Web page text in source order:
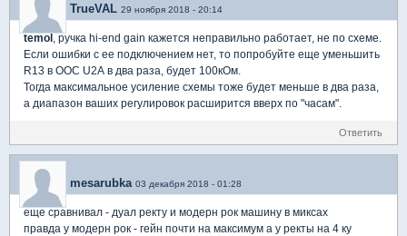
TrueVAL 29 ноября 2018 - 20:14
temol, ручка hi-end gain кажется неправильно работает, не по схеме.
Если ошибки с ее подключением нет, то попробуйте еще уменьшить
R13 в ООС U2A в два раза, будет 100кОм.
Тогда максимальное усиление схемы тоже будет меньше в два раза,
а диапазон ваших регулировок расширится вверх по "часам".
Ответить
mesarubka 03 декабря 2018 - 01:28
еще сравнивал - дуал ректу и модерн рок машину в миксах
правда у модерн рок - гейн почти на максимум а у ректы на 4 ку